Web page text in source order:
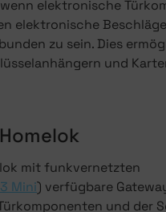
elektronische
elektronische
zu sein. Dies
und
mit funkvernetzten
Mini) verfügbare
und der